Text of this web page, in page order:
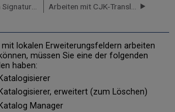
mit lokalen Erweiterungsfeldern arbeiten
müssen Sie eine der folgenden
haben:
Katalogisierer
erweitert (zum Löschen)
Katalog Manager